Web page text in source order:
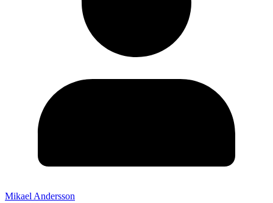
Mikael Andersson